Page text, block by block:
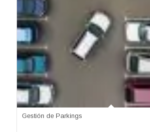
Gestión de Parkings